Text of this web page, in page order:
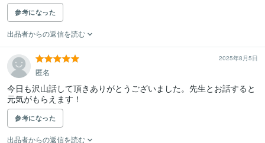
参考になった
出品者からの返信を読む
2025年8月5日
匿名
今日も沢山話して頂きありがとうございました。先生とお話すると
元気がもらえます！
参考になった
出品者からの返信を読む